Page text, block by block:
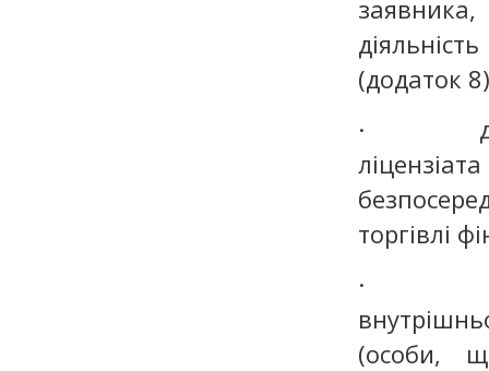
(додаток
·
торгівлі
·
(особи,